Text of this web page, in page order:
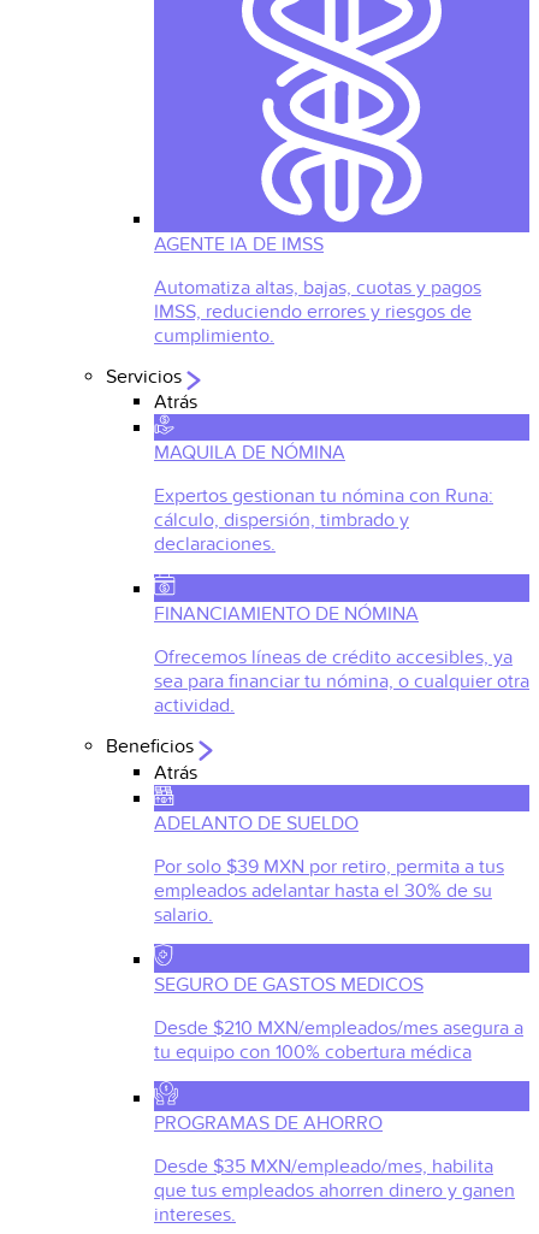
AGENTE IA DE IMSS
Automatiza altas, bajas, cuotas y pagos
IMSS, reduciendo errores y riesgos de
cumplimiento.
Servicios
Atrás
MAQUILA DE NÓMINA
Expertos gestionan tu nómina con Runa:
cálculo, dispersión, timbrado y
declaraciones.
FINANCIAMIENTO DE NÓMINA
Ofrecemos líneas de crédito accesibles, ya
sea para financiar tu nómina, o cualquier otra
actividad.
Beneficios
Atrás
ADELANTO DE SUELDO
Por solo $39 MXN por retiro, permita a tus
empleados adelantar hasta el 30% de su
salario.
SEGURO DE GASTOS MEDICOS
Desde $210 MXN/empleados/mes asegura a
tu equipo con 100% cobertura médica
PROGRAMAS DE AHORRO
Desde $35 MXN/empleado/mes, habilita
que tus empleados ahorren dinero y ganen
intereses.